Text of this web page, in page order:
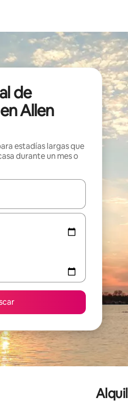
de
Allen
estadías largas que
durante un mes o
disponibles, navega con las teclas